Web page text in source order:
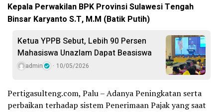
Kepala Perwakilan BPK Provinsi Sulawesi Tengah
Binsar Karyanto S.T, M.M (Batik Putih)
Ketua YPPB Sebut, Lebih 90 Persen
Mahasiswa Unazlam Dapat Beasiswa
admin 10/05/2026
Pertigasulteng.com, Palu – Adanya Peningkatan serta
perbaikan terhadap sistem Penerimaan Pajak yang saat